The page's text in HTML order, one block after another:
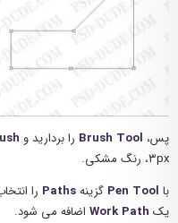
پس، Brush Tool را بردارید و
۳px، رنگ مشکی.
با Pen Tool گزینهPaths را
یک Work Path اضافه می شود.